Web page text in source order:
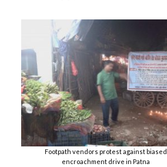
Footpath vendors protest against biased
encroachment drive in Patna